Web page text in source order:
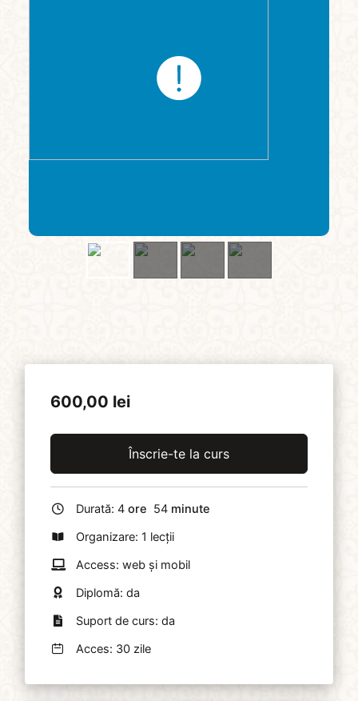
600,00 lei
Înscrie-te la curs
Durată: 4ore 54minute
Organizare: 1 lecții
Access: web și mobil
Diplomă: da
Suport de curs: da
Acces: 30 zile